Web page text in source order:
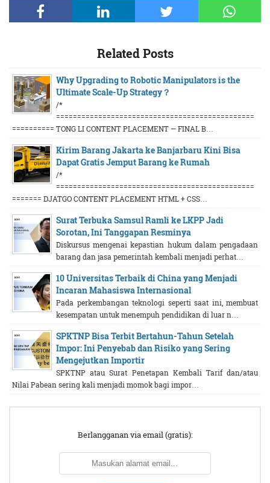
Related Posts
Why Upgrading to Robotic Manipulators is the
Ultimate Scale-Up Strategy？
/*
===============================================
========== TONG LI CONTENT PLACEMENT — FINAL B…
Kirim Barang Jakarta ke Banjarbaru Kini Bisa
Dapat Gratis Jemput Barang ke Rumah
/*
===============================================
======= DJATGO CONTENT PLACEMENT HTML + CSS…
Surat Terbuka Samsul Ramli ke LKPP Jadi
Sorotan, Ini Tanggapan Resminya
Diskursus mengenai kepastian hukum dalam pengadaan
barang dan jasa pemerintah kembali menjadi perhat…
10 Universitas Terbaik di China yang Menjadi
Incaran Mahasiswa Internasional
Pada perkembangan teknologi seperti saat ini, membuat
kesempatan untuk menempuh pendidikan di luar n…
SPKTNP Bisa Terbit Bertahun-Tahun Setelah
Impor: Ini Penyebab dan Risiko yang Sering
Mengejutkan Importir
SPKTNP atau Surat Penetapan Kembali Tarif dan/atau
Nilai Pabean sering kali menjadi momok bagi impor…
Berlangganan via email (gratis):